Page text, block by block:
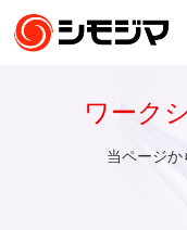
ワーク
当ページか